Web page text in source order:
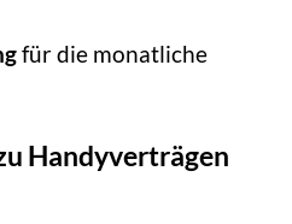
für die monatliche
Handyverträgen